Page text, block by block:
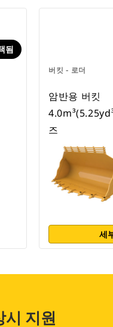
됨
버킷 - 로더
암반용 버킷
즈
세
시 지원